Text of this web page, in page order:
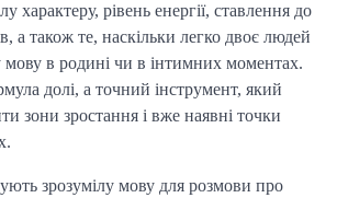
характеру, рівень енергії, ставлення до
а також те, наскільки легко двоє людей
мову в родині чи в інтимних моментах.
долі, а точний інструмент, який
зони зростання і вже наявні точки
зрозумілу мову для розмови про